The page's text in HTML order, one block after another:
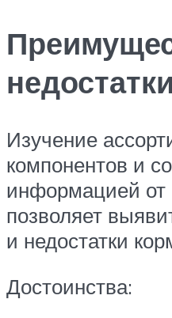
недостатки
Изучение
компонентов и
информацией от
позволяет
и недостатки
Достоинства: